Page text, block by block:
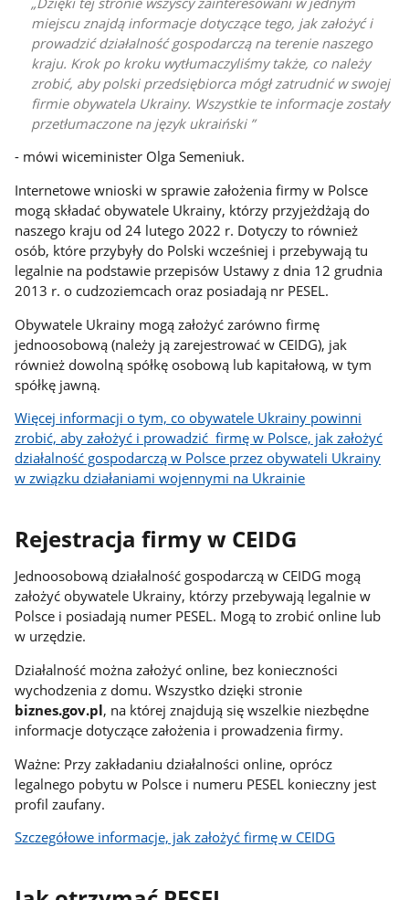
miejscu znajdą informacje dotyczące tego, jak założyć i
prowadzić działalność gospodarczą na terenie naszego
kraju. Krok po kroku wytłumaczyliśmy także, co należy
zrobić, aby polski przedsiębiorca mógł zatrudnić w swojej
firmie obywatela Ukrainy. Wszystkie te informacje zostały
przetłumaczone na język ukraiński
- mówi wiceminister Olga Semeniuk.
Internetowe wnioski w sprawie założenia firmy w Polsce
mogą składać obywatele Ukrainy, którzy przyjeżdżają do
naszego kraju od 24 lutego 2022 r. Dotyczy to również
osób, które przybyły do Polski wcześniej i przebywają tu
legalnie na podstawie przepisów Ustawy z dnia 12 grudnia
2013 r. o cudzoziemcach oraz posiadają nr PESEL.
Obywatele Ukrainy mogą założyć zarówno firmę
jednoosobową (należy ją zarejestrować w CEIDG), jak
również dowolną spółkę osobową lub kapitałową, w tym
spółkę jawną.
Więcej informacji o tym, co obywatele Ukrainy powinni
zrobić, aby założyć i prowadzić firmę w Polsce, jak założyć
działalność gospodarczą w Polsce przez obywateli Ukrainy
w związku działaniami wojennymi na Ukrainie
Rejestracja firmy w CEIDG
Jednoosobową działalność gospodarczą w CEIDG mogą
założyć obywatele Ukrainy, którzy przebywają legalnie w
Polsce i posiadają numer PESEL. Mogą to zrobić online lub
w urzędzie.
Działalność można założyć online, bez konieczności
wychodzenia z domu. Wszystko dzięki stronie
biznes.gov.pl, na której znajdują się wszelkie niezbędne
informacje dotyczące założenia i prowadzenia firmy.
Ważne: Przy zakładaniu działalności online, oprócz
legalnego pobytu w Polsce i numeru PESEL konieczny jest
profil zaufany.
Szczegółowe informacje, jak założyć firmę w CEIDG